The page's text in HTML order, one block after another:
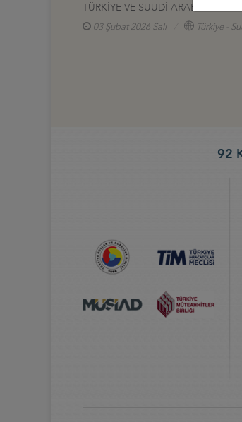
TÜRKİYE VE SUUDİ ARABİSTAN
03 Şubat 2026 Salı Türkiye -
92